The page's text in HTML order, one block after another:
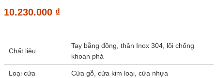
10.230.000 ₫
Chất liệu
Tay bằng đồng, thân Inox 304, lõi chống
khoan phá
Loại cửa Cửa gỗ, cửa kim loại, cửa nhựa